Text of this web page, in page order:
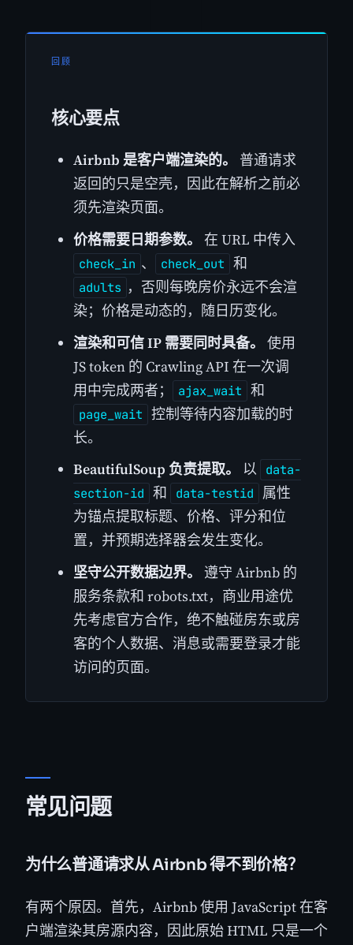
回顾
核心要点
Airbnb 是客户端渲染的。
普通请求
返回的只是空壳，因此在解析之前必
须先渲染页面。
价格需要日期参数。 在 URL 中传入
check_in 、 check_out 和
adults ，否则每晚房价永远不会渲
染；价格是动态的，随日历变化。
渲染和可信 IP 需要同时具备。 使用
JS token 的 Crawling API 在一次调
用中完成两者；
ajax_wait 和
page_wait 控制等待内容加载的时
长。
BeautifulSoup 负责提取。
以
data-
section-id 和 data-testid 属性
为锚点提取标题、价格、评分和位
置，并预期选择器会发生变化。
坚守公开数据边界。 遵守 Airbnb 的
服务条款和 robots.txt，商业用途优
先考虑官方合作，绝不触碰房东或房
客的个人数据、消息或需要登录才能
访问的页面。
常见问题
为什么普通请求从 Airbnb 得不到价格？
有两个原因。首先，Airbnb 使用 JavaScript 在客
户端渲染其房源内容，因此原始 HTML 只是一个